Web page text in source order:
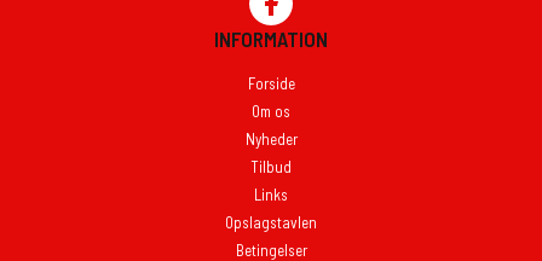
INFORMATION
Forside
Om os
Nyheder
Tilbud
Links
Opslagstavlen
Betingelser